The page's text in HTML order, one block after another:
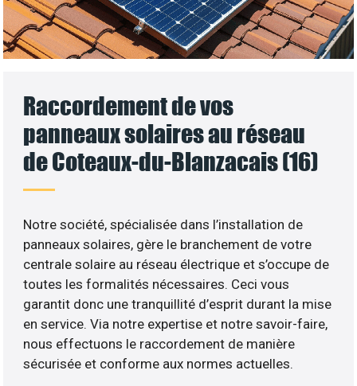
Raccordement de vos
panneaux solaires au réseau
de Coteaux-du-Blanzacais (16)
Notre société, spécialisée dans l’installation de
panneaux solaires, gère le branchement de votre
centrale solaire au réseau électrique et s’occupe de
toutes les formalités nécessaires. Ceci vous
garantit donc une tranquillité d’esprit durant la mise
en service. Via notre expertise et notre savoir-faire,
nous effectuons le raccordement de manière
sécurisée et conforme aux normes actuelles.